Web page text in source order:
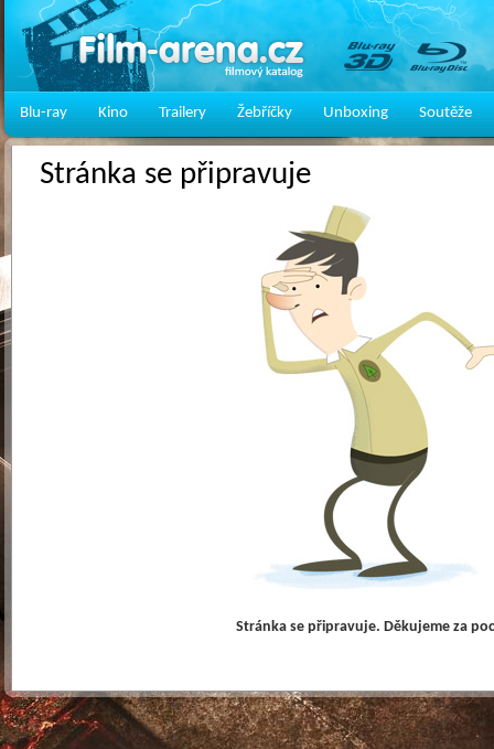
Blu-ray Kino Trailery Žebříčky Unboxing Soutěže
Stránka se připravuje
Stránka se připravuje. Děkujeme za